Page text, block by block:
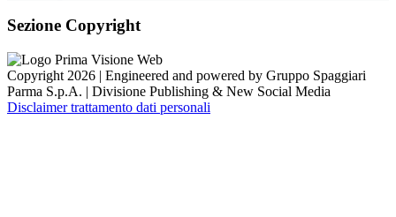
Sezione Copyright
Copyright 2026 | Engineered and powered by Gruppo Spaggiari
Parma S.p.A. | Divisione Publishing & New Social Media
Disclaimer trattamento dati personali